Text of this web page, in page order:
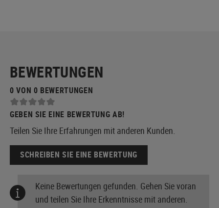
BEWERTUNGEN
0 VON 0 BEWERTUNGEN
GEBEN SIE EINE BEWERTUNG AB!
Teilen Sie Ihre Erfahrungen mit anderen Kunden.
SCHREIBEN SIE EINE BEWERTUNG
Keine Bewertungen gefunden. Gehen Sie voran
und teilen Sie Ihre Erkenntnisse mit anderen.